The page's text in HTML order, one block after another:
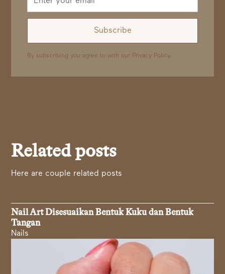
By subscribing you agree to with our Privacy Policy.
Related posts
Here are couple related posts
Nail Art Disesuaikan Bentuk Kuku dan Bentuk
Tangan
Nails